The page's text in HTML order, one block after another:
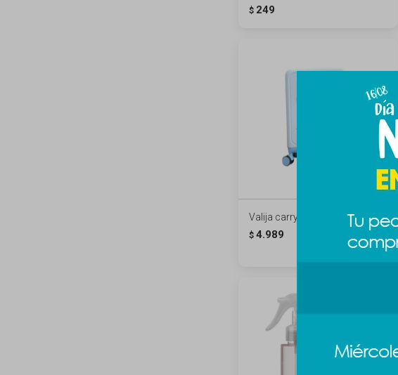
$ 249
Valija carry on Stitch
$ 4.989